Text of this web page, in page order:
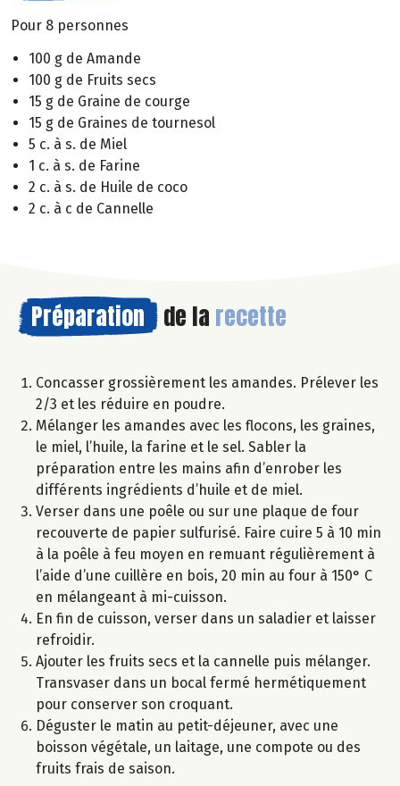
Pour 8 personnes
100 g de Amande
100 g de Fruits secs
15 g de Graine de courge
15 g de Graines de tournesol
5 c. à s. de Miel
1 c. à s. de Farine
2 c. à s. de Huile de coco
2 c. à c de Cannelle
Préparation de la recette
Concasser grossièrement les amandes. Prélever les
2/3 et les réduire en poudre.
Mélanger les amandes avec les flocons, les graines,
le miel, l’huile, la farine et le sel. Sabler la
préparation entre les mains afin d’enrober les
différents ingrédients d’huile et de miel.
Verser dans une poêle ou sur une plaque de four
recouverte de papier sulfurisé. Faire cuire 5 à 10 min
à la poêle à feu moyen en remuant régulièrement à
l’aide d’une cuillère en bois, 20 min au four à 150° C
en mélangeant à mi-cuisson.
En fin de cuisson, verser dans un saladier et laisser
refroidir.
Ajouter les fruits secs et la cannelle puis mélanger.
Transvaser dans un bocal fermé hermétiquement
pour conserver son croquant.
Déguster le matin au petit-déjeuner, avec une
boisson végétale, un laitage, une compote ou des
fruits frais de saison.